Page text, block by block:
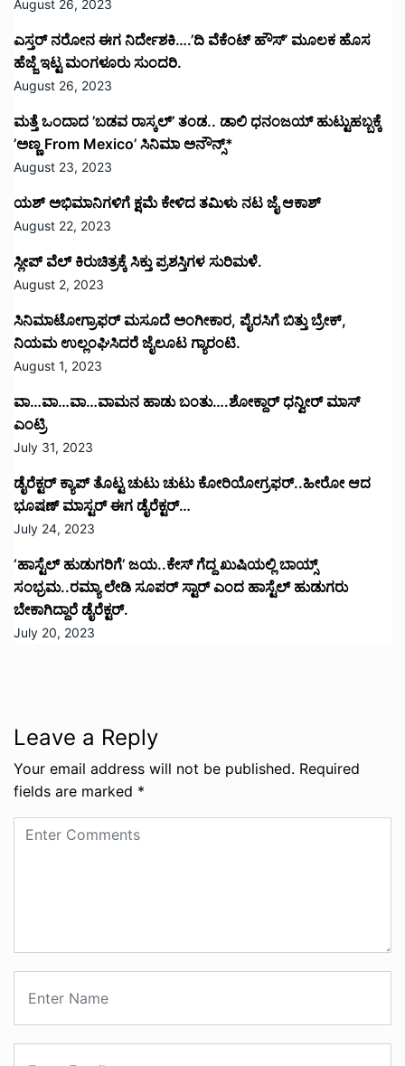
August 26, 2023
ಎಸ್ತರ್ ನರೋನ ಈಗ ನಿರ್ದೇಶಕಿ….’ದಿ ವೆಕೆಂಟ್ ಹೌಸ್‌’‌ ಮೂಲಕ ಹೊಸ
ಹೆಜ್ಜೆ ಇಟ್ಟ ಮಂಗಳೂರು ಸುಂದರಿ.
August 26, 2023
ಮತ್ತೆ ಒಂದಾದ ’ಬಡವ ರಾಸ್ಕಲ್’ ತಂಡ.. ಡಾಲಿ ಧನಂಜಯ್ ಹುಟ್ಟುಹಬ್ಬಕ್ಕೆ
’ಅಣ್ಣ From Mexico’ ಸಿನಿಮಾ ಅನೌನ್ಸ್*
August 23, 2023
ಯಶ್ ಅಭಿಮಾನಿಗಳಿಗೆ ಕ್ಷಮೆ ಕೇಳಿದ ತಮಿಳು ನಟ ಜೈ ಆಕಾಶ್
August 22, 2023
ಸ್ಲೀಪ್ ವೆಲ್ ಕಿರುಚಿತ್ರಕ್ಕೆ ಸಿಕ್ತು ಪ್ರಶಸ್ತಿಗಳ ಸುರಿಮಳೆ.
August 2, 2023
ಸಿನಿಮಾಟೋಗ್ರಾಫರ್ ಮಸೂದೆ ಅಂಗೀಕಾರ, ಪೈರಸಿಗೆ ಬಿತ್ತು ಬ್ರೇಕ್,
ನಿಯಮ ಉಲ್ಲಂಘಿಸಿದರೆ ಜೈಲೂಟ ಗ್ಯಾರಂಟಿ.
August 1, 2023
ವಾ…ವಾ…ವಾ…ವಾಮನ ಹಾಡು ಬಂತು….ಶೋಕ್ದಾರ್ ಧನ್ವೀರ್ ಮಾಸ್
ಎಂಟ್ರಿ
July 31, 2023
ಡೈರೆಕ್ಟರ್ ಕ್ಯಾಪ್ ತೊಟ್ಟ ಚುಟು ಚುಟು ಕೋರಿಯೋಗ್ರಫರ್..ಹೀರೋ ಆದ
ಭೂಷಣ್ ಮಾಸ್ಟರ್ ಈಗ ಡೈರೆಕ್ಟರ್…
July 24, 2023
‘ಹಾಸ್ಟೆಲ್ ಹುಡುಗರಿಗೆ’ ಜಯ..ಕೇಸ್ ಗೆದ್ದ ಖುಷಿಯಲ್ಲಿ ಬಾಯ್ಸ್
ಸಂಭ್ರಮ..ರಮ್ಯಾ ಲೇಡಿ ಸೂಪರ್ ಸ್ಟಾರ್ ಎಂದ ಹಾಸ್ಟೆಲ್ ಹುಡುಗರು
ಬೇಕಾಗಿದ್ದಾರೆ ಡೈರೆಕ್ಟರ್.
July 20, 2023
Leave a Reply
Your email address will not be published. Required
fields are marked *